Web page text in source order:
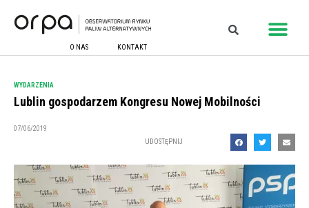
O NAS KONTAKT
WYDARZENIA
Lublin gospodarzem Kongresu Nowej Mobilności
07/06/2019
UDOSTĘPNIJ